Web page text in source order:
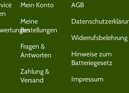
Mein Konto
Meine
Bestellungen
Fragen &
Antworten
Zahlung &
Versand
AGB
Widerrufsbelehrung
Hinweise zum
Batteriegesetz
Impressum